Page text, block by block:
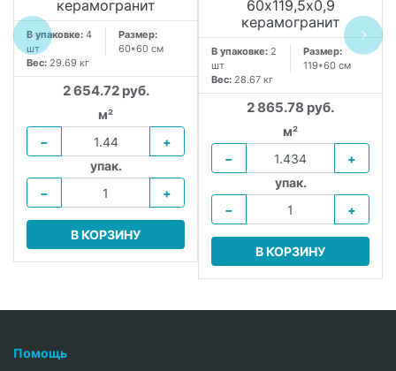
керамогранит
В упаковке: 4
шт
Размер:
60*60 см
Вес: 29.69 кг
2 654.72 руб.
м²
−
+
упак.
−
+
В КОРЗИНУ
60х119,5x0,9
керамогранит
В упаковке: 2
шт
Размер:
119*60 см
Вес: 28.67 кг
2 865.78 руб.
м²
−
+
упак.
−
+
В КОРЗИНУ
Помощь